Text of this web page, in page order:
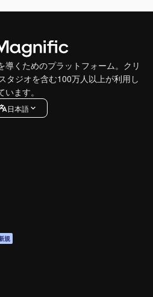
導くためのプラットフォーム。クリ
タジオを含む100万人以上が利用し
います。
日本語
規